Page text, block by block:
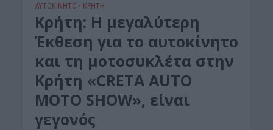
ΑΥΤΟΚΙΝΗΤΟ • ΚΡΗΤΗ
Κρήτη: Η μεγαλύτερη
Έκθεση για το αυτοκίνητο
και τη μοτοσυκλέτα στην
Κρήτη «CRETA AUTO
MOTO SHOW», είναι
γεγονός